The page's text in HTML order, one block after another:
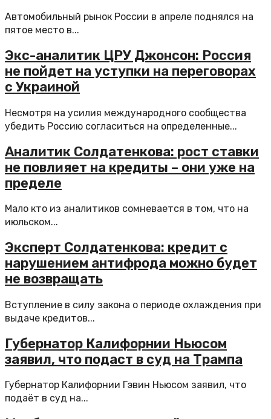
Автомобильный рынок России в апреле поднялся на
пятое место в...
Экс-аналитик ЦРУ Джонсон: Россия
не пойдет на уступки на переговорах
с Украиной
Несмотря на усилия международного сообщества
убедить Россию согласиться на определенные...
Аналитик Солдатенкова: рост ставки
не повлияет на кредиты – они уже на
пределе
Мало кто из аналитиков сомневается в том, что на
июльском...
Эксперт Солдатенкова: кредит с
нарушением антифрода можно будет
не возвращать
Вступление в силу закона о периоде охлаждения при
выдаче кредитов...
Губернатор Калифорнии Ньюсом
заявил, что подаст в суд на Трампа
Губернатор Калифорнии Гэвин Ньюсом заявил, что
подаёт в суд на...